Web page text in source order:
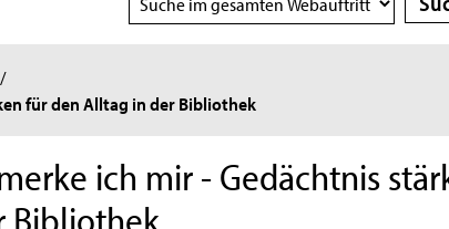
wählen
/
für den Alltag in der Bibliothek
ich mir - Gedächtnis